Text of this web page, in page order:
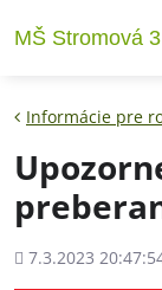
MŠ Stromová
Informácie pre
Pridané
7.3.2023